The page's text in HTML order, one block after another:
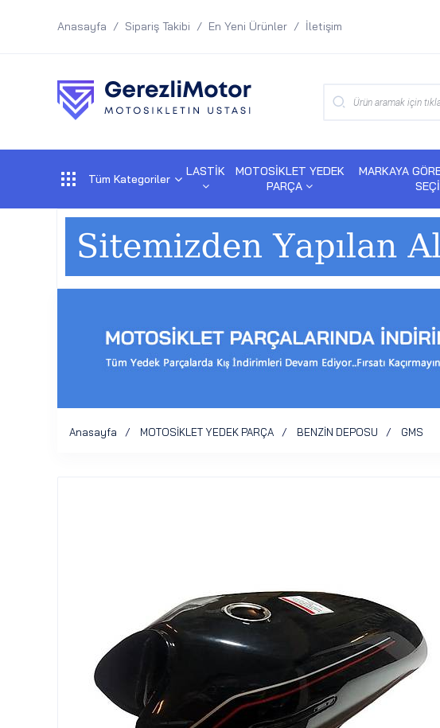
Anasayfa Sipariş Takibi En Yeni Ürünler İletişim
Tüm Kategoriler
LASTİK
MOTOSİKLET YEDEK
PARÇA
MARKAYA
Anasayfa MOTOSİKLET YEDEK PARÇA BENZİN DEPOSU GMS